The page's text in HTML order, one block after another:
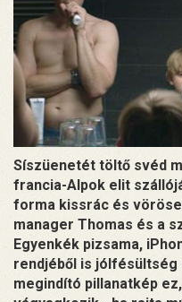
Síszüenetét töltő svéd
francia-Alpok elit
forma kissrác és
manager Thomas és a
Egyenkék pizsama,
rendjéből is jólfésültség
megindító pillanatkép